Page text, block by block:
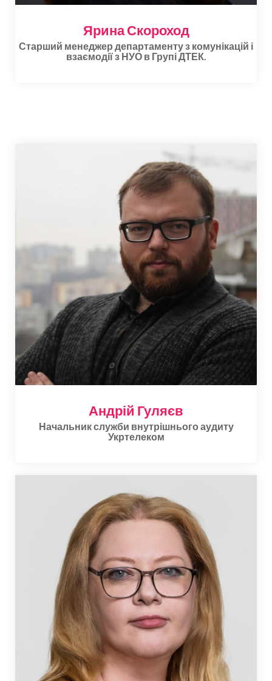
Ярина Скороход
Старший менеджер департаменту з комунікацій і
взаємодії з НУО в Групі ДТЕК.
Андрій Гуляєв
Начальник служби внутрішнього аудиту
Укртелеком